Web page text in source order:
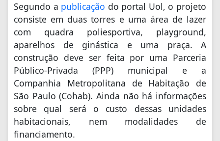
Segundo a publicação do portal Uol, o projeto
consiste em duas torres e uma área de lazer
com quadra poliesportiva, playground,
aparelhos de ginástica e uma praça. A
construção deve ser feita por uma Parceria
Público-Privada (PPP) municipal e a
Companhia Metropolitana de Habitação de
São Paulo (Cohab). Ainda não há informações
sobre qual será o custo dessas unidades
habitacionais, nem modalidades de
financiamento.